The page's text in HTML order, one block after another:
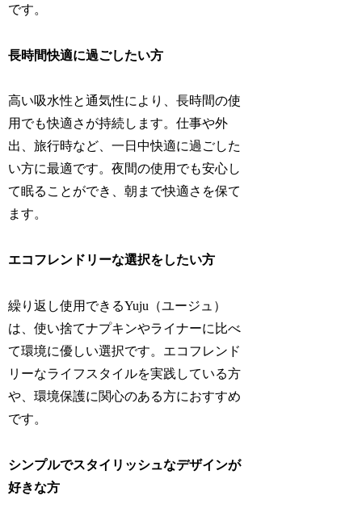
です。
長時間快適に過ごしたい方
高い吸水性と通気性により、長時間の使
用でも快適さが持続します。仕事や外
出、旅行時など、一日中快適に過ごした
い方に最適です。夜間の使用でも安心し
て眠ることができ、朝まで快適さを保て
ます。
エコフレンドリーな選択をしたい方
繰り返し使用できるYuju（ユージュ）
は、使い捨てナプキンやライナーに比べ
て環境に優しい選択です。エコフレンド
リーなライフスタイルを実践している方
や、環境保護に関心のある方におすすめ
です。
シンプルでスタイリッシュなデザインが
好きな方